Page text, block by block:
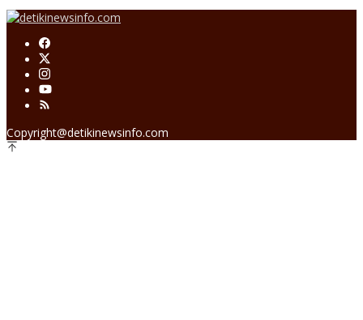
Copyright@detikinewsinfo.com